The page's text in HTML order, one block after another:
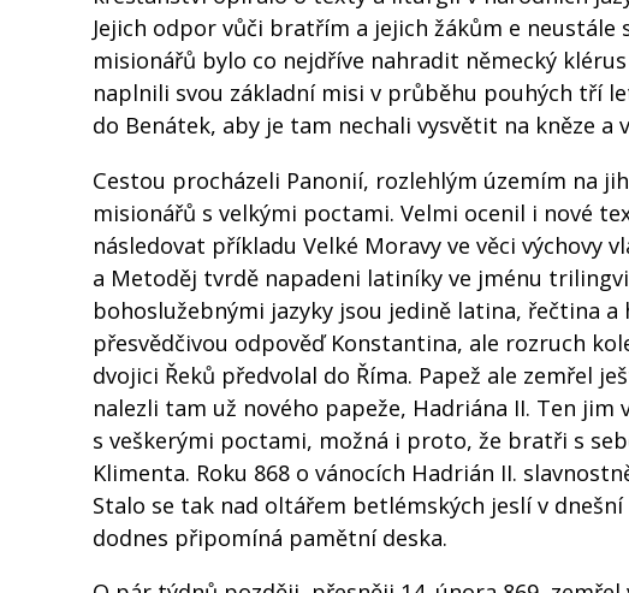
Jejich odpor vůči bratřím a jejich žákům e
misionářů bylo co nejdříve nahradit německý
naplnili svou základní misi v průběhu pouhých tří
do Benátek, aby je tam nechali vysvětit na kněze
Cestou procházeli Panonií, rozlehlým územím na
misionářů s velkými poctami. Velmi ocenil i nové
následovat příkladu Velké Moravy ve věci výchovy
a Metoděj tvrdě napadeni latiníky ve jménu
bohoslužebnými jazyky jsou jedině latina, řečtina
přesvědčivou odpověď Konstantina, ale rozruch
dvojici Řeků předvolal do Říma. Papež ale zemřel
nalezli tam už nového papeže, Hadriána II. Ten
s veškerými poctami, možná i proto, že bratři s
Klimenta. Roku 868 o vánocích Hadrián II.
Stalo se tak nad oltářem betlémských jeslí v
dodnes připomíná pamětní deska.